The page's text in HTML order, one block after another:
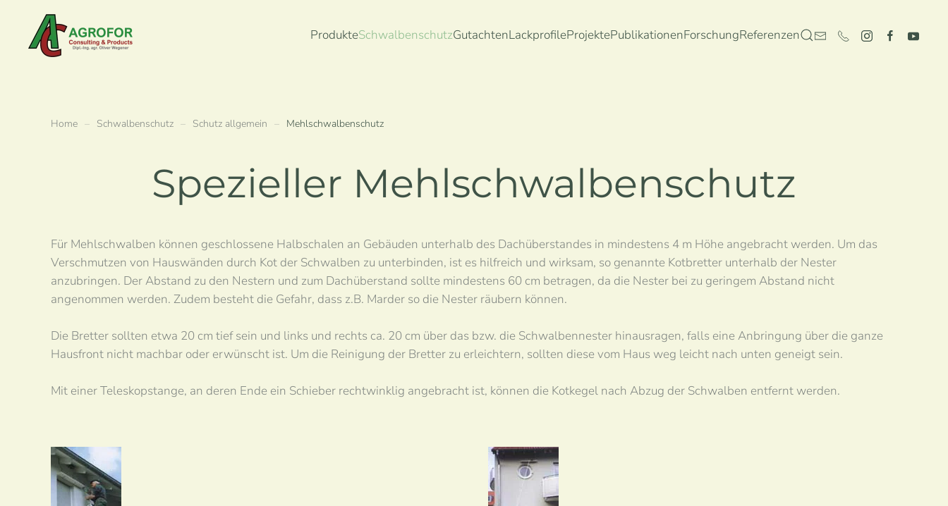
Zum Hauptinhalt springen ProdukteSchwalbenschutzGutachtenLackprofileProjektePublikationenForschungReferenzen
Home Schwalbenschutz Schutz allgemein Mehlschwalbenschutz
Spezieller Mehlschwalbenschutz
Für Mehlschwalben können geschlossene Halbschalen an Gebäuden unterhalb des Dachüberstandes in mindestens 4 m Höhe angebracht werden. Um das
Verschmutzen von Hauswänden durch Kot der Schwalben zu unterbinden, ist es hilfreich und wirksam, so genannte Kotbretter unterhalb der Nester
anzubringen. Der Abstand zu den Nestern und zum Dachüberstand sollte mindestens 60 cm betragen, da die Nester bei zu geringem Abstand nicht
angenommen werden. Zudem besteht die Gefahr, dass z.B. Marder so die Nester räubern können.
Die Bretter sollten etwa 20 cm tief sein und links und rechts ca. 20 cm über das bzw. die Schwalbennester hinausragen, falls eine Anbringung über die ganze
Hausfront nicht machbar oder erwünscht ist. Um die Reinigung der Bretter zu erleichtern, sollten diese vom Haus weg leicht nach unten geneigt sein.
Mit einer Teleskopstange, an deren Ende ein Schieber rechtwinklig angebracht ist, können die Kotkegel nach Abzug der Schwalben entfernt werden.